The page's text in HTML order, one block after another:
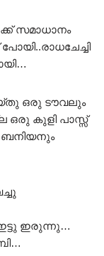
സമാധാനം
ഒരു ടൗവലും
ഒരു കുളി പാസ്സ്
ഇരുന്നു…